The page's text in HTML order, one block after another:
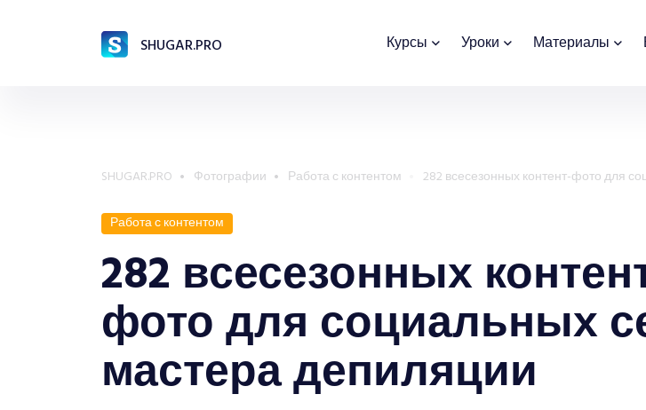
SHUGAR.PRO Курсы Уроки Материалы
SHUGAR.PRO Фотографии Работа с контентом 282 всесезонных контент-фото для
Работа с контентом
282 всесезонных
фото для социальных
мастера депиляции